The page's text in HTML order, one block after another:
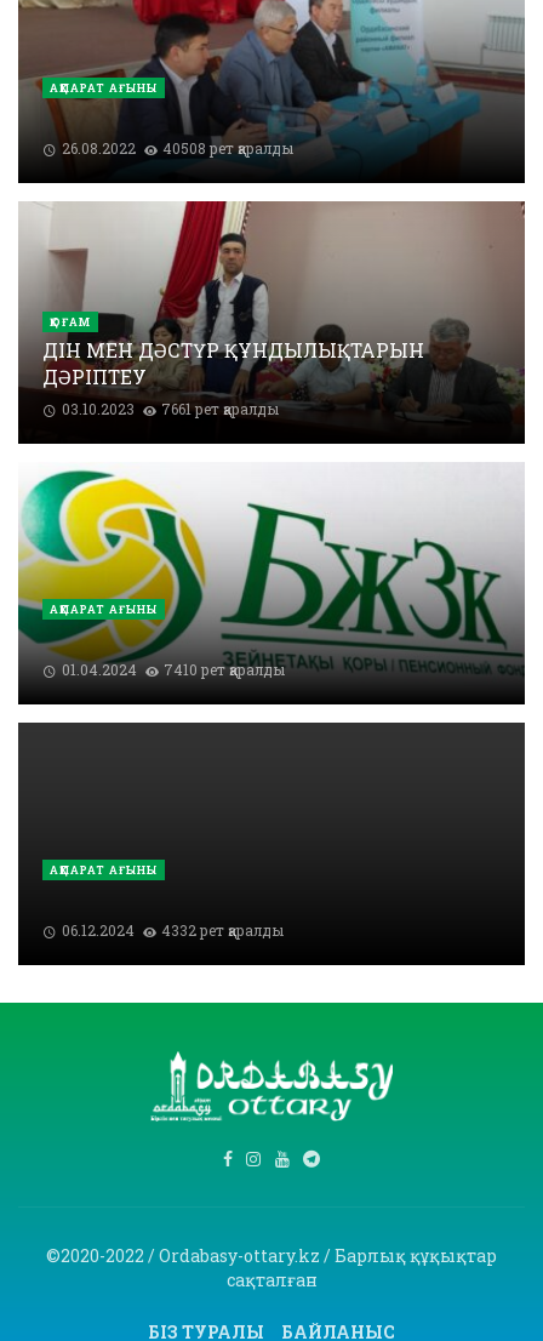
АҚПАРАТ АҒЫНЫ
26.08.2022 40508 рет қаралды
ҚОҒАМ
ДІН МЕН ДӘСТҮР ҚҰНДЫЛЫҚТАРЫН
ДӘРІПТЕУ
03.10.2023 7661 рет қаралды
АҚПАРАТ АҒЫНЫ
01.04.2024 7410 рет қаралды
АҚПАРАТ АҒЫНЫ
06.12.2024 4332 рет қаралды
©2020-2022 / Ordabasy-ottary.kz / Барлық құқықтар
сақталған
БІЗ ТУРАЛЫ БАЙЛАНЫС